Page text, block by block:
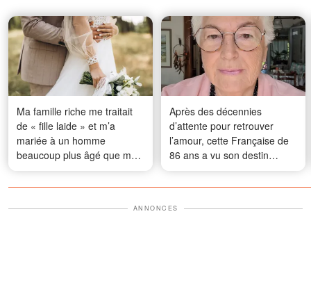
Ma famille riche me traitait
de « fille laide » et m’a
mariée à un homme
beaucoup plus âgé que moi
– Cinq ans plus tard, ils sont
restés bouche bée
Après des décennies
d’attente pour retrouver
l’amour, cette Française de
86 ans a vu son destin
basculer dans une affaire
inattendue
ANNONCES